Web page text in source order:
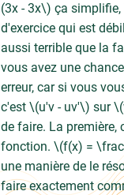
(3x - 3x\) ça
d'exercice qui est
aussi terrible que la
vous avez une
erreur, car si vous
c'est \(u'v - uv'\) sur
de faire. La première,
fonction. \(f(x) =
une manière de le
faire exactement